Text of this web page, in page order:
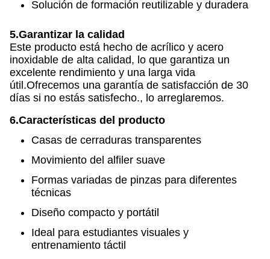
Solución de formación reutilizable y duradera
5.Garantizar la calidad
Este producto está hecho de acrílico y acero
inoxidable de alta calidad, lo que garantiza un
excelente rendimiento y una larga vida
útil.Ofrecemos una garantía de satisfacción de 30
días si no estás satisfecho., lo arreglaremos.
6.Características del producto
Casas de cerraduras transparentes
Movimiento del alfiler suave
Formas variadas de pinzas para diferentes
técnicas
Diseño compacto y portátil
Ideal para estudiantes visuales y
entrenamiento táctil